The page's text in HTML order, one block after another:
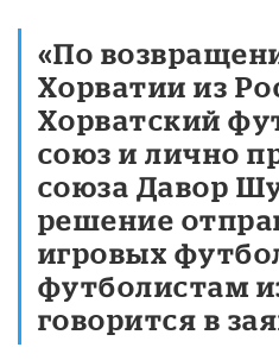
«По
Хорватии из
Хорватский
союз и лично
союза Давор
решение
игровых
футболистам
говорится в